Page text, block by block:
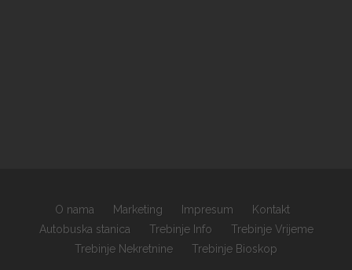
O nama Marketing Impresum
Kontakt
Autobuska stanica
Trebinje Info
Trebinje Vrijeme
Trebinje Nekretnine
Trebinje Bioskop